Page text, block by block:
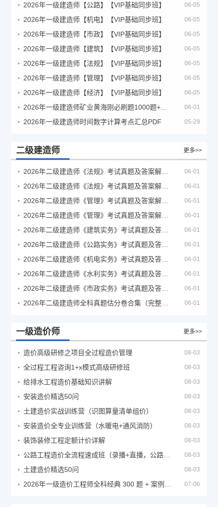
2026年一级建造师【公路】【VIP基础同步班】 06-05
2026年一级建造师【机电】【VIP基础同步班】 06-05
2026年一级建造师【市政】【VIP基础同步班】 06-05
2026年一级建造师【建筑】【VIP基础同步班】 06-05
2026年一级建造师【法规】【VIP基础同步班】 06-05
2026年一级建造师【管理】【VIP基础同步班】 06-05
2026年一级建造师【经济】【VIP基础同步班】 06-05
06-01
2026年一级建造师时间数字计算考点汇总PDF 05-29
二级建造师 更多>>
06-01
06-01
06-01
06-01
06-01
06-01
06-01
06-01
06-01
06-01
一级造价师 更多>>
造价高级研修之项目全过程造价管理 08-03
全过程工程咨询1+x模式高级研修班 08-03
给排水工程造价基础知识讲解 08-03
安装造价精选50问 08-03
土建造价实战训练营（识图算量清单组价） 08-03
安装造价全专业训练营（水暖电+通风消防） 08-03
装饰装修工程定额计价详解 08-03
08-03
土建造价精选50问 08-03
07-06